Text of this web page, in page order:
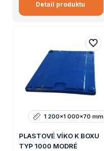
Detail produktu
PLASTOVÉ VÍKO K BOXU
TYP 1000 MODRÉ
1 200x1 000x70 mm